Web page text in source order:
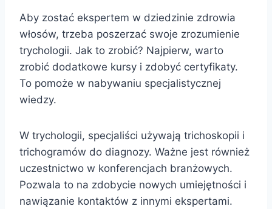
Aby zostać ekspertem w dziedzinie zdrowia
włosów, trzeba poszerzać swoje zrozumienie
trychologii. Jak to zrobić? Najpierw, warto
zrobić dodatkowe kursy i zdobyć certyfikaty.
To pomoże w nabywaniu specjalistycznej
wiedzy.
W trychologii, specjaliści używają trichoskopii i
trichogramów do diagnozy. Ważne jest również
uczestnictwo w konferencjach branżowych.
Pozwala to na zdobycie nowych umiejętności i
nawiązanie kontaktów z innymi ekspertami.